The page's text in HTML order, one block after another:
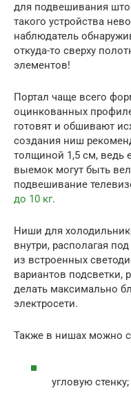
для подвешивания
такого устройства
наблюдатель
откуда-то сверху
элементов!
Портал чаще всего
оцинкованных
готовят и обшивают
создания ниш
толщиной 1,5 см, ведь
выемок могут быть
подвешивание
до 10 кг.
Ниши для
внутри, располагая
из встроенных
вариантов подсветки,
делать максимально
электросети.
Также в нишах можно
угловую стенку;